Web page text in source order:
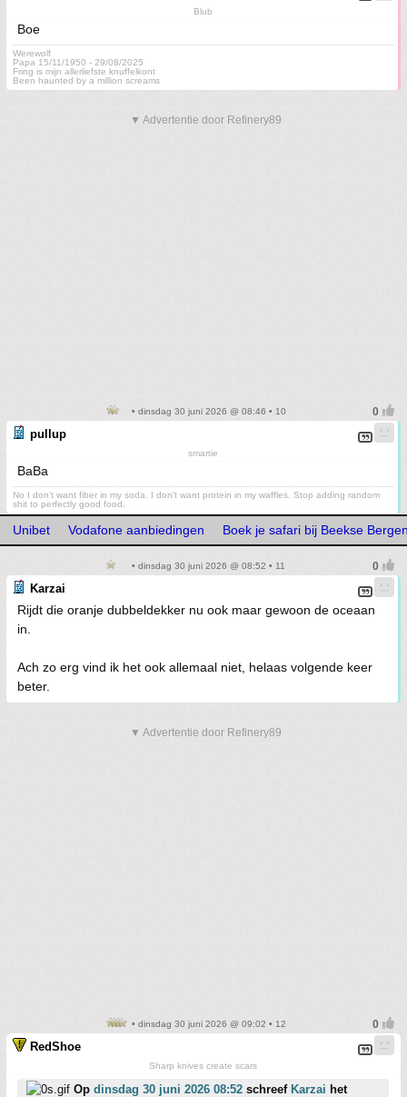
Blub
Boe
Werewolf
Papa 15/11/1950 - 29/08/2025
Fring is mijn allerliefste knuffelkont
Been haunted by a million screams
▼ Advertentie door Refinery89
• dinsdag 30 juni 2026 @ 08:46 • 10
pullup
smartie
BaBa
No I don't want fiber in my soda. I don't want protein in my waffles. Stop adding random
shit to perfectly good food.
Unibet Vodafone aanbiedingen Boek je safari bij Beekse
• dinsdag 30 juni 2026 @ 08:52 • 11
Karzai
Rijdt die oranje dubbeldekker nu ook maar gewoon de oceaan
in.
Ach zo erg vind ik het ook allemaal niet, helaas volgende keer
beter.
▼ Advertentie door Refinery89
• dinsdag 30 juni 2026 @ 09:02 • 12
RedShoe
Sharp knives create scars
Op dinsdag 30 juni 2026 08:52 schreef Karzai het